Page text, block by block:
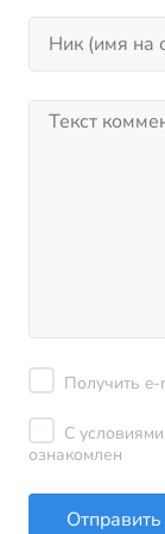
Получить e-
С условиями
ознакомлен
Отправить